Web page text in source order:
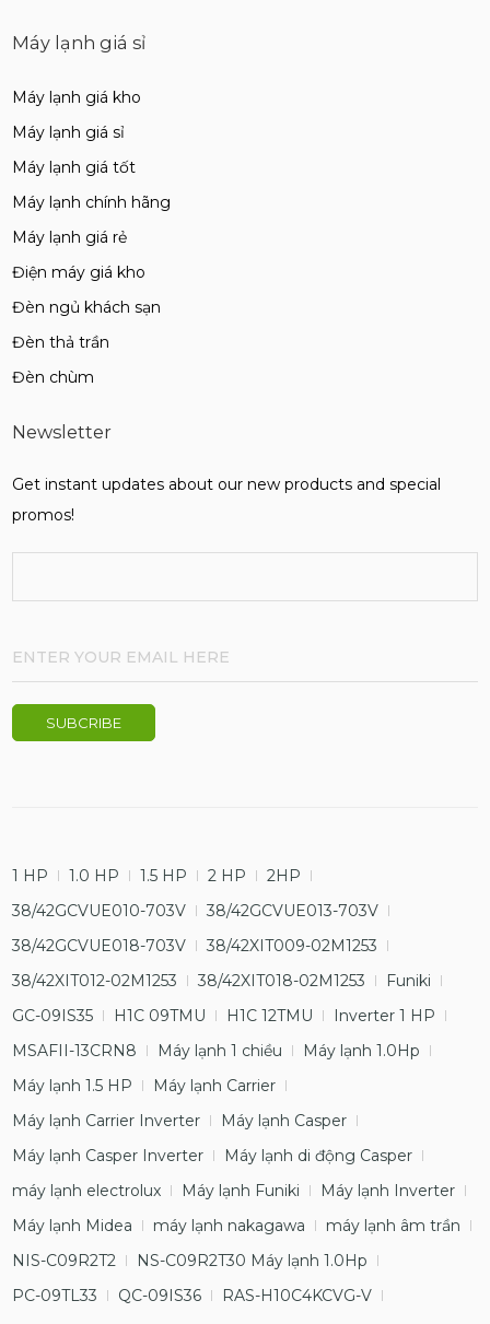
Máy lạnh giá sỉ
Máy lạnh giá kho
Máy lạnh giá sỉ
Máy lạnh giá tốt
Máy lạnh chính hãng
Máy lạnh giá rẻ
Điện máy giá kho
Đèn ngủ khách sạn
Đèn thả trần
Đèn chùm
Newsletter
Get instant updates about our new products and special
promos!
1 HP 1.0 HP 1.5 HP 2 HP
2HP
38/42GCVUE010-703V
38/42GCVUE013-703V
38/42GCVUE018-703V
38/42XIT009-02M1253
38/42XIT012-02M1253
38/42XIT018-02M1253
Funiki
GC-09IS35
H1C 09TMU H1C 12TMU
Inverter 1 HP
MSAFII-13CRN8
Máy lạnh 1 chiều
Máy lạnh 1.0Hp
Máy lạnh 1.5 HP
Máy lạnh Carrier
Máy lạnh Carrier Inverter
Máy lạnh Casper
Máy lạnh Casper Inverter
Máy lạnh di động Casper
máy lạnh electrolux
Máy lạnh Funiki
Máy lạnh Inverter
Máy lạnh Midea
máy lạnh nakagawa
máy lạnh âm trần
NIS-C09R2T2
NS-C09R2T30 Máy lạnh 1.0Hp
PC-09TL33
QC-09IS36
RAS-H10C4KCVG-V